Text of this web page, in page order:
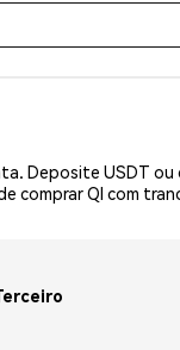
Deposite USDT
comprar QI com